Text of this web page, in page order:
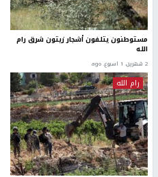
مستوطنون يتلفون أشجار زيتون شرق رام
الله
2 شهرين، 1 اسبوع. ago
رام الله